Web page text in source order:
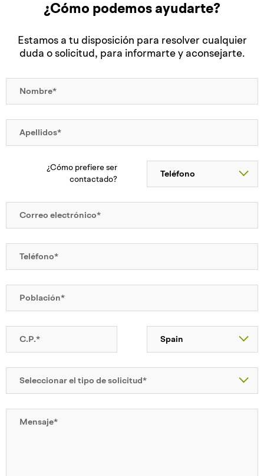
¿Cómo podemos ayudarte?
Estamos a tu disposición para resolver cualquier
duda o solicitud, para informarte y aconsejarte.
¿Cómo prefiere ser
contactado?